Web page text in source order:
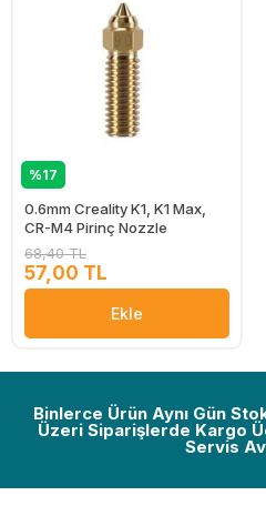
%17
0.6mm Creality K1, K1 Max,
CR-M4 Pirinç Nozzle
68,40 TL
57,00 TL
Ekle
Binlerce Ürün Aynı Gün
Üzeri Siparişlerde Kargo
Servis